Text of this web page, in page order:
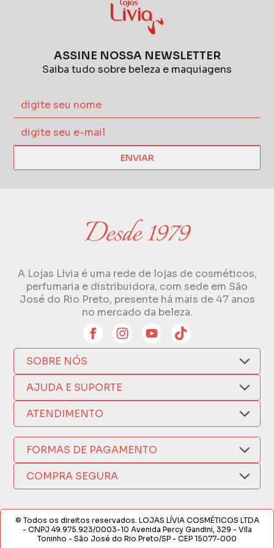
ASSINE NOSSA NEWSLETTER
Saiba tudo sobre beleza e maquiagens
ENVIAR
A Lojas Lívia é uma rede de lojas de cosméticos,
perfumaria e distribuidora, com sede em São
José do Rio Preto, presente há mais de 47 anos
no mercado da beleza.
SOBRE NÓS
Quem Somos
Compra Segura
Como Comprar
Nossas Lojas
Política de Privacidade
AJUDA E SUPORTE
Nosso Aplicativo
Trocas e Devoluções
Formas de Pagamento
Fretes e Entregas
Fabricantes
Termos de Compra e Venda
ATENDIMENTO
(17) 3209-9595
sacweb@lojaslivia.com.br
FORMAS DE PAGAMENTO
COMPRA SEGURA
© Todos os direitos reservados. LOJAS LÍVIA COSMÉTICOS LTDA
- CNPJ 49.975.923/0003-10 Avenida Percy Gandini, 329 - Vila
Toninho - São José do Rio Preto/SP - CEP 15077-000